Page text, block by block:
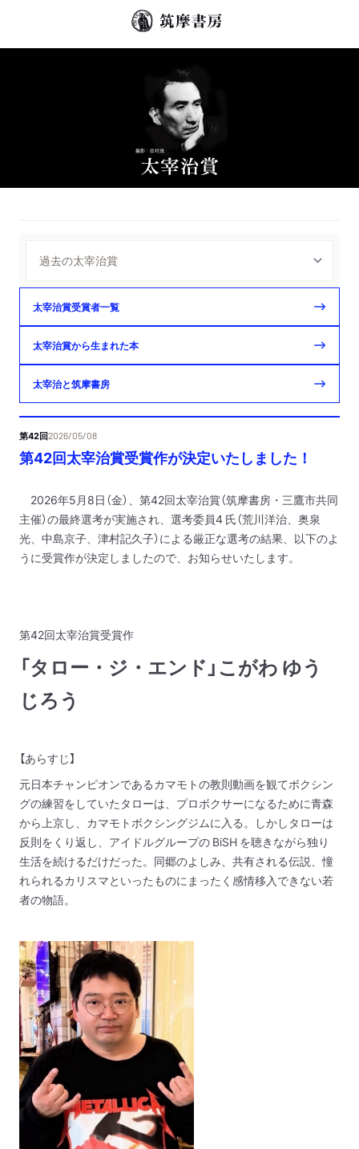
太宰治賞受賞者一覧
太宰治賞から生まれた本
太宰治と筑摩書房
第42回2026/05/08
第42回太宰治賞受賞作が決定いたしました！
2026年5月8日（金）、第42回太宰治賞（筑摩書房・三鷹市共同
主催）の最終選考が実施され、選考委員4 氏（荒川洋治、奥泉
光、中島京子、津村記久子）による厳正な選考の結果、以下のよ
うに受賞作が決定しましたので、お知らせいたします。
第42回太宰治賞受賞作
「タロー・ジ・エンド」こがわ ゆう
じろう
【あらすじ】
元日本チャンピオンであるカマモトの教則動画を観てボクシン
グの練習をしていたタローは、プロボクサーになるために青森
から上京し、カマモトボクシングジムに入る。しかしタローは
反則をくり返し、アイドルグループの BiSH を聴きながら独り
生活を続けるだけだった。同郷のよしみ、共有される伝説、憧
れられるカリスマといったものにまったく感情移入できない若
者の物語。